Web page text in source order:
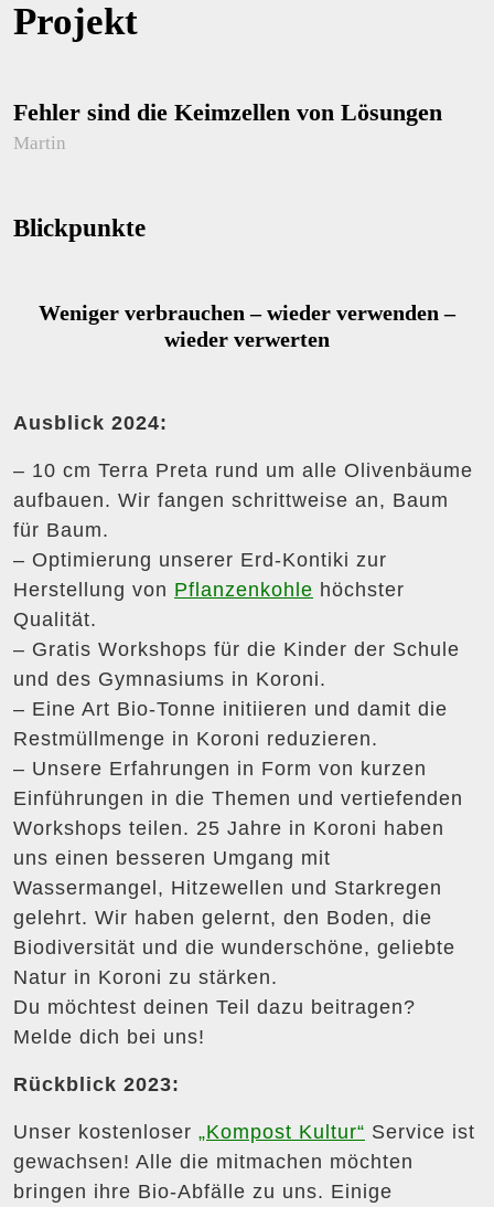
Projekt
Fehler sind die Keimzellen von Lösungen
Martin
Blickpunkte
Weniger verbrauchen – wieder verwenden –
wieder verwerten
Ausblick 2024:
– 10 cm Terra Preta rund um alle Olivenbäume
aufbauen. Wir fangen schrittweise an, Baum
für Baum.
– Optimierung unserer Erd-Kontiki zur
Herstellung von Pflanzenkohle höchster
Qualität.
– Gratis Workshops für die Kinder der Schule
und des Gymnasiums in Koroni.
– Eine Art Bio-Tonne initiieren und damit die
Restmüllmenge in Koroni reduzieren.
– Unsere Erfahrungen in Form von kurzen
Einführungen in die Themen und vertiefenden
Workshops teilen. 25 Jahre in Koroni haben
uns einen besseren Umgang mit
Wassermangel, Hitzewellen und Starkregen
gelehrt. Wir haben gelernt, den Boden, die
Biodiversität und die wunderschöne, geliebte
Natur in Koroni zu stärken.
Du möchtest deinen Teil dazu beitragen?
Melde dich bei uns!
Rückblick 2023:
Unser kostenloser „Kompost Kultur“ Service ist
gewachsen! Alle die mitmachen möchten
bringen ihre Bio-Abfälle zu uns. Einige